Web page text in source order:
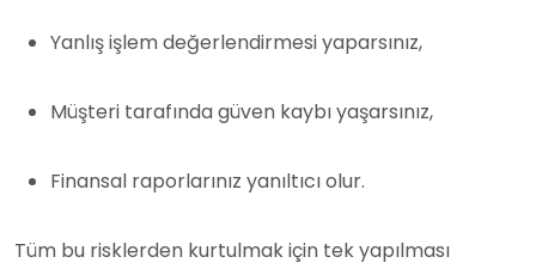
Yanlış işlem değerlendirmesi yaparsınız,
Müşteri tarafında güven kaybı yaşarsınız,
Finansal raporlarınız yanıltıcı olur.
Tüm bu risklerden kurtulmak için tek yapılması